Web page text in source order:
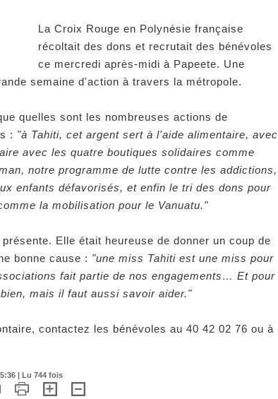
La Croix Rouge en Polynésie française
récoltait des dons et recrutait des bénévoles
ce mercredi après-midi à Papeete. Une
semaine d'action à travers la métropole.
quelles sont les nombreuses actions de
: "à Tahiti, cet argent sert à l'aide alimentaire, avec
avec les quatre boutiques solidaires comme
notre programme de lutte contre les addictions,
enfants défavorisés, et enfin le tri des dons pour
la mobilisation pour le Vanuatu."
Elle était heureuse de donner un coup de
bonne cause : "une miss Tahiti est une miss pour
fait partie de nos engagements… Et pour
mais il faut aussi savoir aider."
contactez les bénévoles au 40 42 02 76 ou à
| Lu 744 fois